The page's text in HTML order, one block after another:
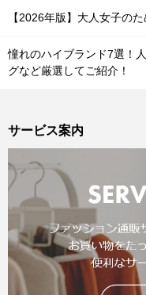
【2026年版】大人女子の
憧れのハイブランド7選！
グなど厳選してご紹介！
サービス案内